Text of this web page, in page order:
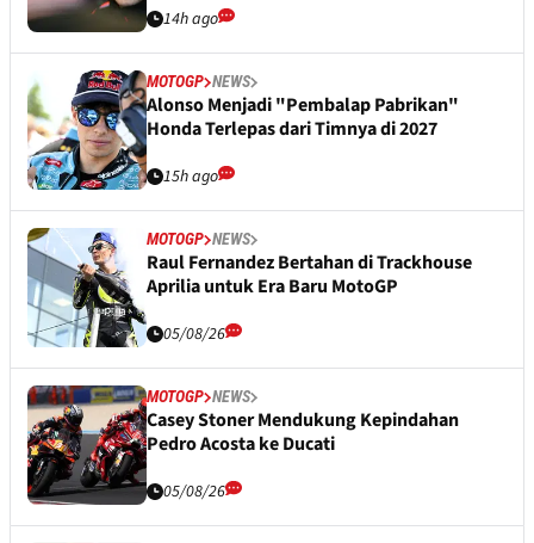
14h ago
MOTOGP NEWS
Alonso Menjadi "Pembalap Pabrikan"
Honda Terlepas dari Timnya di 2027
15h ago
MOTOGP NEWS
Raul Fernandez Bertahan di Trackhouse
Aprilia untuk Era Baru MotoGP
05/08/26
MOTOGP NEWS
Casey Stoner Mendukung Kepindahan
Pedro Acosta ke Ducati
05/08/26